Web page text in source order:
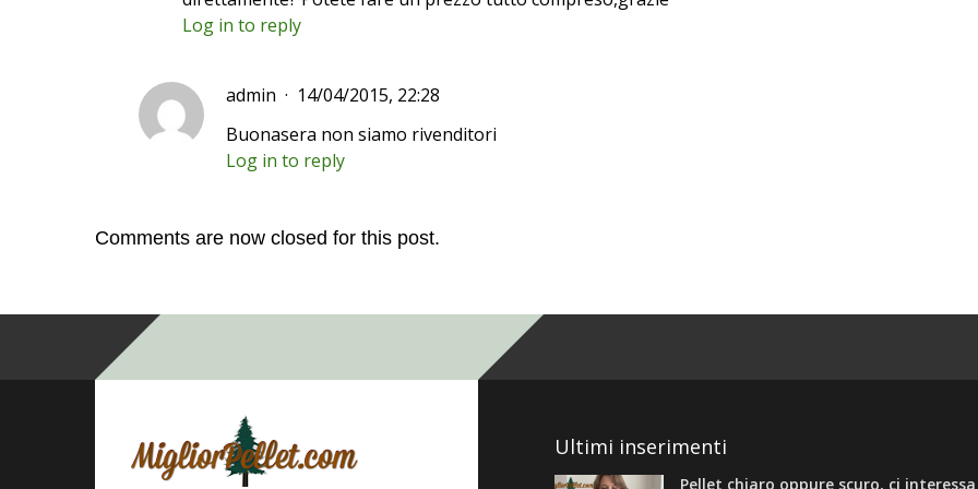
Log in to reply
admin
14/04/2015, 22:28
Buonasera non siamo rivenditori
Log in to reply
Comments are now closed for this post.
Ultimi inserimenti
Pellet chiaro oppure scuro, ci